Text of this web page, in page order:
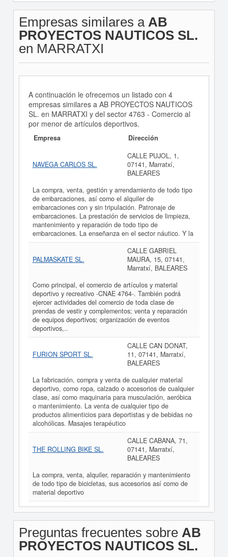
Empresas similares a AB
PROYECTOS NAUTICOS SL.
en MARRATXI
A continuación le ofrecemos un listado con 4
empresas similares a AB PROYECTOS NAUTICOS
SL. en MARRATXI y del sector 4763 - Comercio al
por menor de artículos deportivos.
Empresa Dirección
NAVEGA CARLOS SL.
CALLE PUJOL, 1,
07141, Marratxí,
BALEARES
La compra, venta, gestión y arrendamiento de todo tipo
de embarcaciones, así como el alquiler de
embarcaciones con y sin tripulación. Patronaje de
embarcaciones. La prestación de servicios de limpieza,
mantenimiento y reparación de todo tipo de
embarcaciones. La enseñanza en el sector náutico. Y la
PALMASKATE SL.
CALLE GABRIEL
MAURA, 15, 07141,
Marratxí, BALEARES
Como principal, el comercio de artículos y material
deportivo y recreativo -CNAE 4764-. También podrá
ejercer actividades del comercio de toda clase de
prendas de vestir y complementos; venta y reparación
de equipos deportivos; organización de eventos
deportivos,..
FURION SPORT SL.
CALLE CAN DONAT,
11, 07141, Marratxí,
BALEARES
La fabricación, compra y venta de cualquier material
deportivo, como ropa, calzado o accesorios de cualquier
clase, así como maquinaria para musculación, aeróbica
o mantenimiento. La venta de cualquier tipo de
productos alimenticios para deportistas y de bebidas no
alcohólicas. Masajes terapéutico
THE ROLLING BIKE SL.
CALLE CABANA, 71,
07141, Marratxí,
BALEARES
La compra, venta, alquiler, reparación y mantenimiento
de todo tipo de bicicletas, sus accesorios así como de
material deportivo
Preguntas frecuentes sobre AB
PROYECTOS NAUTICOS SL.